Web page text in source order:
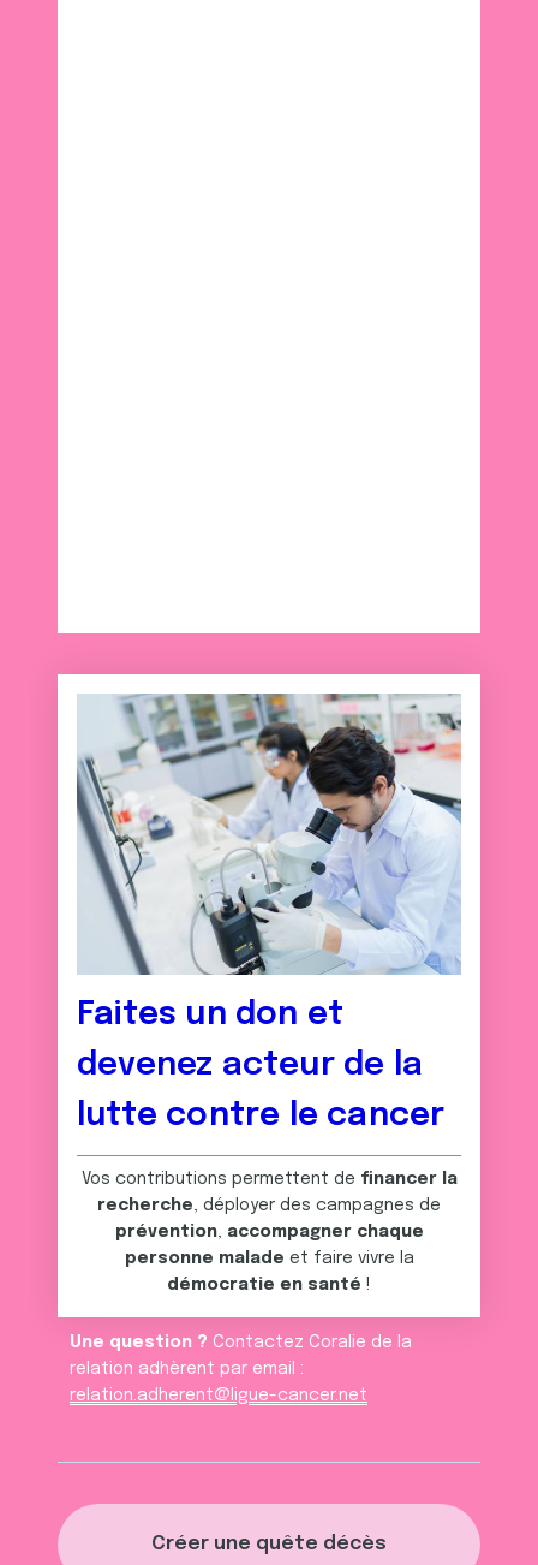
Créer une quête décès
Faites un don et
devenez acteur de la
lutte contre le cancer
Vos contributions permettent de financer la
recherche, déployer des campagnes de
prévention, accompagner chaque
personne malade et faire vivre la
démocratie en santé !
Une question ? Contactez Coralie de la
relation adhèrent par email :
relation.adherent@ligue-cancer.net